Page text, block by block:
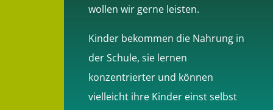
wollen wir gerne leisten.
Kinder bekommen die Nahrung in
der Schule, sie lernen
konzentrierter und können
vielleicht ihre Kinder einst selbst